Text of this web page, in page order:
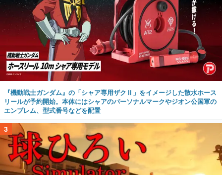
『機動戦士ガンダム』の「シャア専用ザクⅡ」をイメージした散水ホース
リールが予約開始。本体にはシャアのパーソナルマークやジオン公国軍の
エンブレム、型式番号などを配置
3